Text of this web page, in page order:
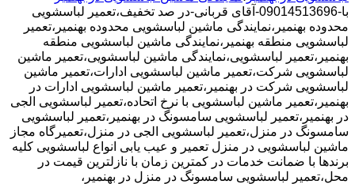
با-09014513696-آقای قربانی-در صد تخفیف،تعمیر لباسشویی
محدوده بهنمیر،نمایندگی ماشین لباسشویی محدوده بهنمیر،تعمیر
لباسشویی منطقه بهنمیر،نمایندگی ماشین لباسشویی منطقه
بهنمیر،تعمیر لباسشویی،نمایندگی ماشین لباسشویی،تعمیر ماشین
لباسشویی شرکت،تعمیر ماشین لباسشویی ادارات،تعمیر ماشین
لباسشویی شرکت در بهنمیر،تعمیر ماشین لباسشویی ادارات در
بهنمیر،تعمیر ماشین لباسشویی با نرخ اتحاده،تعمیر لباسشویی الجی
در بهنمیر،تعمیر لباسشویی سامسونگ در بهنمیر،تعمیر لباسشویی
سامسونگ در منزل،تعمیر لباسشویی الجی در منزل،تعمیرگاه مجاز
ماشین لباسشویی در منزل تعمیر و عیب یابی انواع لباسشویی کلیه
برندها با ضمانت خدمات در کمترین زمان با نازلترین قیمت در
محل،تعمیر لباسشویی سامسونگ در منزل در بهنمیر،